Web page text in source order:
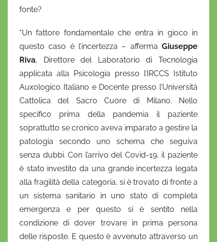
fonte?
“Un fattore fondamentale che entra in gioco in
questo caso è l’incertezza – afferma Giuseppe
Riva, Direttore del Laboratorio di Tecnologia
applicata alla Psicologia presso l’IRCCS Istituto
Auxologico Italiano e Docente presso l’Università
Cattolica del Sacro Cuore di Milano. Nello
specifico prima della pandemia il paziente
soprattutto se cronico aveva imparato a gestire la
patologia secondo uno schema che seguiva
senza dubbi. Con l’arrivo del Covid-19, il paziente
è stato investito da una grande incertezza legata
alla fragilità della categoria, si è trovato di fronte a
un sistema sanitario in uno stato di completa
emergenza e per questo si è sentito nella
condizione di dover trovare in prima persona
delle risposte. E questo è avvenuto attraverso un